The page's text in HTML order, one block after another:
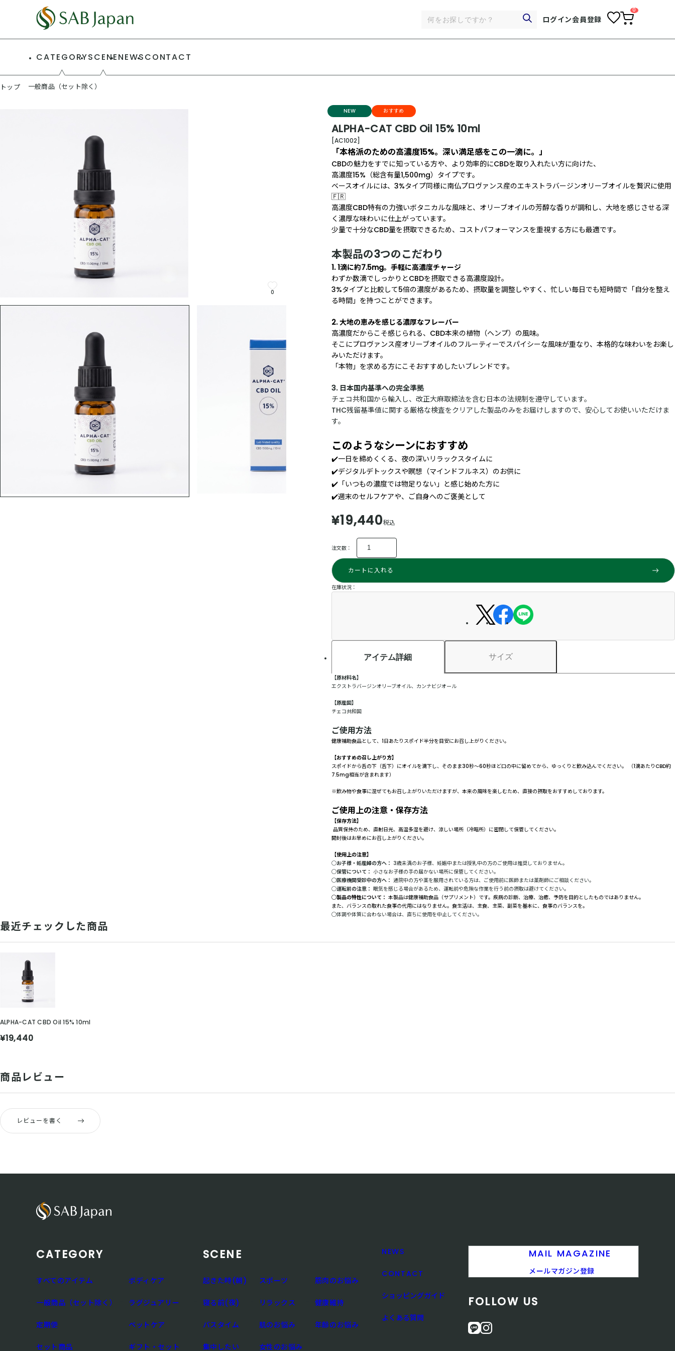
ログイン会員登録
お
気
入
ー
ジ
0
CATEGORYSCENENEWSCONTACT
トップ 一般商品（セット除く）
0
NEW おすすめ
ALPHA-CAT CBD Oil 15% 10ml
[AC1002]
「本格派のための高濃度15%。深い満足感をこの一滴に。」
CBDの魅力をすでに知っている方や、より効率的にCBDを取り入れたい方に向けた、
高濃度15%（総含有量1,500mg）タイプです。
ベースオイルには、3%タイプ同様に南仏プロヴァンス産のエキストラバージンオリーブオイルを贅沢に使用
🇫🇷
高濃度CBD特有の力強いボタニカルな風味と、オリーブオイルの芳醇な香りが調和し、大地を感じさせる深
く濃厚な味わいに仕上がっています。
少量で十分なCBD量を摂取できるため、コストパフォーマンスを重視する方にも最適です。
本製品の3つのこだわり
1. 1滴に約7.5mg。手軽に高濃度チャージ
わずか数滴でしっかりとCBDを摂取できる高濃度設計。
3%タイプと比較して5倍の濃度があるため、摂取量を調整しやすく、忙しい毎日でも短時間で「自分を整え
る時間」を持つことができます。
2. 大地の恵みを感じる濃厚なフレーバー
高濃度だからこそ感じられる、CBD本来の植物（ヘンプ）の風味。
そこにプロヴァンス産オリーブオイルのフルーティーでスパイシーな風味が重なり、本格的な味わいをお楽し
みいただけます。
「本物」を求める方にこそおすすめしたいブレンドです。
3. 日本国内基準への完全準拠
チェコ共和国から輸入し、改正大麻取締法を含む日本の法規制を遵守しています。
THC残留基準値に関する厳格な検査をクリアした製品のみをお届けしますので、安心してお使いいただけま
す。
このようなシーンにおすすめ
✔️一日を締めくくる、夜の深いリラックスタイムに
✔️デジタルデトックスや瞑想（マインドフルネス）のお供に
✔️ 「いつもの濃度では物足りない」と感じ始めた方に
✔️週末のセルフケアや、ご自身へのご褒美として
¥19,440税込
注文数：
カートに入れる
在庫状況：
アイテム詳細 サイズ
【原材料名】
エクストラバージンオリーブオイル、カンナビジオール
【原産国】
チェコ共和国
ご使用方法
健康補助食品として、1日あたりスポイド半分を目安にお召し上がりください。
【おすすめの召し上がり方】
スポイドから舌の下（舌下）にオイルを滴下し、そのまま30秒～60秒ほど口の中に留めてから、ゆっくりと飲み込んでください。 （1滴あたりCBD約
7.5mg相当が含まれます）
※飲み物や食事に混ぜてもお召し上がりいただけますが、本来の風味を楽しむため、直接の摂取をおすすめしております。
ご使用上の注意・保存方法
【保存方法】
品質保持のため、直射日光、高温多湿を避け、涼しい場所（冷暗所）に密閉して保管してください。
開封後はお早めにお召し上がりください。
【使用上の注意】
◯お子様・妊産婦の方へ： 3歳未満のお子様、妊娠中または授乳中の方のご使用は推奨しておりません。
◯保管について： 小さなお子様の手の届かない場所に保管してください。
◯医療機関受診中の方へ： 通院中の方や薬を服用されている方は、ご使用前に医師または薬剤師にご相談ください。
◯運転前の注意： 眠気を感じる場合があるため、運転前や危険な作業を行う前の摂取は避けてください。
​◯製品の特性について： 本製品は健康補助食品（サプリメント）です。疾病の診断、治療、治癒、予防を目的としたものではありません。
また、バランスの取れた食事の代用にはなりません。食生活は、主食、主菜、副菜を基本に、食事のバランスを。
◯体調や体質に合わない場合は、直ちに使用を中止してください。
最近チェックした商品
ALPHA-CAT CBD Oil 15% 10ml
¥19,440
商品レビュー
レビューを書く
CATEGORY
すべてのアイテム
一般商品（セット除く）
定期便
セット商品
ボディケア
ラグジュアリー
ペットケア
ギフト・セット
SCENE
起きた時(朝)
寝る前(夜)
バスタイム
集中したい
スポーツ
リラックス
肌のお悩み
女性のお悩み
筋肉のお悩み
健康維持
年齢のお悩み
NEWS
CONTACT
ショッピングガイド
よくある質問
MAIL MAGAZINE
メールマガジン登録
FOLLOW US
L
i